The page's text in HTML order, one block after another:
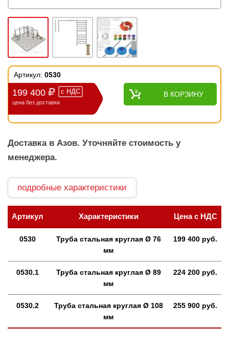
Артикул: 0530
199 400 с НДС
цена без доставки
В КОРЗИНУ
Доставка в Азов. Уточняйте стоимость у
менеджера.
подробные характеристики
Артикул Характеристики Цена с НДС
0530
Труба стальная круглая Ø 76
мм
199 400 руб.
0530.1
Труба стальная круглая Ø 89
мм
224 200 руб.
0530.2
Труба стальная круглая Ø 108
мм
255 900 руб.